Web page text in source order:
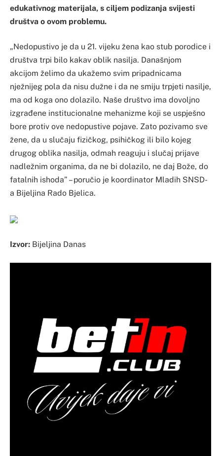
edukativnog materijala, s ciljem podizanja svijesti
društva o ovom problemu.
„Nedopustivo je da u 21. vijeku žena kao stub porodice i
društva trpi bilo kakav oblik nasilja. Današnjom
akcijom želimo da ukažemo svim pripadnicama
nježnijeg pola da nisu dužne i da ne smiju trpjeti nasilje,
ma od koga ono dolazilo. Naše društvo ima dovoljno
izgrađene institucionalne mehanizme koji se uspješno
bore protiv ove nedopustive pojave. Zato pozivamo sve
žene, da u slučaju fizičkog, psihičkog ili bilo kojeg
drugog oblika nasilja, odmah reaguju i slučaj prijave
nadležnim organima, da ne bi dolazilo, ne daj Bože, do
fatalnih ishoda” – poručio je koordinator Mladih SNSD-
a Bijeljina Rado Bjelica.
Izvor: Bijeljina Danas